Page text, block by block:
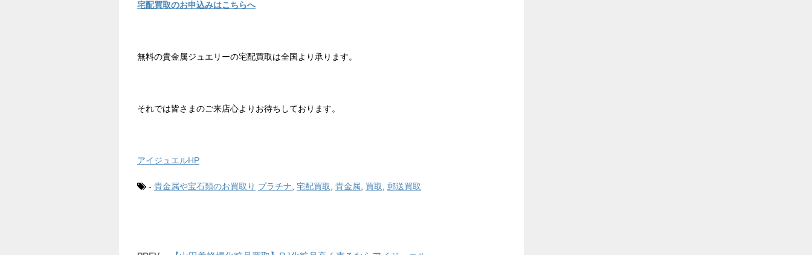
宅配買取のお申込みはこちらへ
無料の貴金属ジュエリーの宅配買取は全国より承ります。
それでは皆さまのご来店心よりお待ちしております。
アイジュエルHP
- 貴金属や宝石類のお買取り プラチナ 宅配買取 貴金属 買取 郵送買取